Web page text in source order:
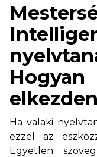
Ha valaki
ezzel az
Egyetlen